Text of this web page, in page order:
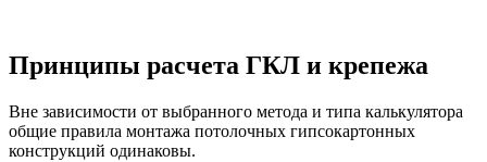
Принципы расчета ГКЛ и крепежа
Вне зависимости от выбранного метода и типа калькулятора
общие правила монтажа потолочных гипсокартонных
конструкций одинаковы.